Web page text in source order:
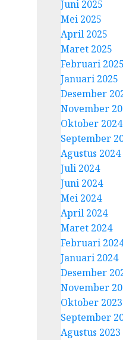
Juni 2025
Mei 2025
April 2025
Maret 2025
Februari 2025
Januari 2025
Desember
November
Oktober 2024
September
Agustus 2024
Juli 2024
Juni 2024
Mei 2024
April 2024
Maret 2024
Februari
Januari 2024
Desember
November
Oktober 2023
September
Agustus 2023